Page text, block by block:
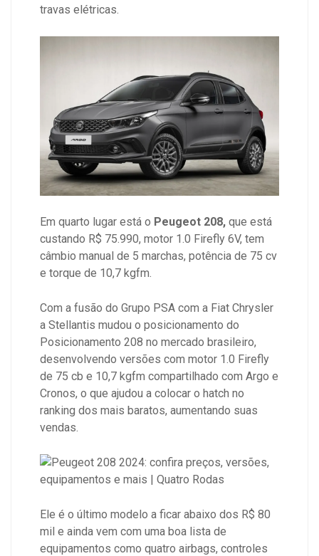
travas elétricas.
Em quarto lugar está o Peugeot 208, que está
custando R$ 75.990, motor 1.0 Firefly 6V, tem
câmbio manual de 5 marchas, potência de 75 cv
e torque de 10,7 kgfm.
Com a fusão do Grupo PSA com a Fiat Chrysler
a Stellantis mudou o posicionamento do
Posicionamento 208 no mercado brasileiro,
desenvolvendo versões com motor 1.0 Firefly
de 75 cb e 10,7 kgfm compartilhado com Argo e
Cronos, o que ajudou a colocar o hatch no
ranking dos mais baratos, aumentando suas
vendas.
Ele é o último modelo a ficar abaixo dos R$ 80
mil e ainda vem com uma boa lista de
equipamentos como quatro airbags, controles